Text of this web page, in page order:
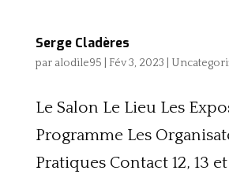
Serge Cladères
par alodile95 Fév 3, 2023
Le Salon Le Lieu Les
Programme Les
Pratiques Contact 12, 13